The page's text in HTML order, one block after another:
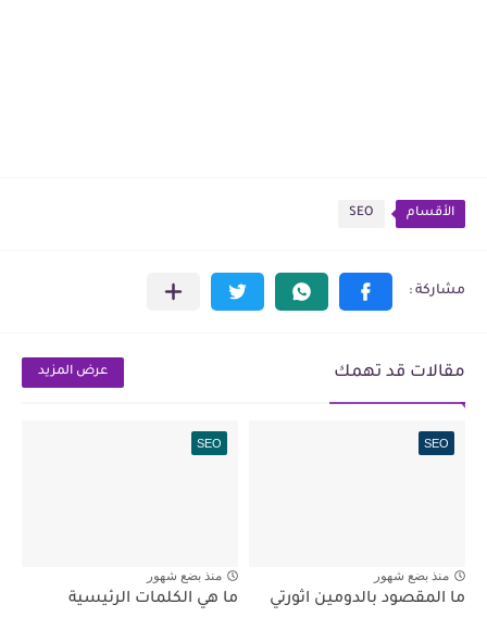
الأقسام SEO
مقالات قد تهمك عرض المزيد
SEO
منذ بضع شهور
ما المقصود بالدومين اثورتي
SEO
منذ بضع شهور
ما هي الكلمات الرئيسية